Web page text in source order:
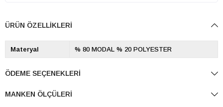
ÜRÜN ÖZELLIKLERI
Materyal % 80 MODAL % 20 POLYESTER
ÖDEME SEÇENEKLERI
MANKEN ÖLÇÜLERI